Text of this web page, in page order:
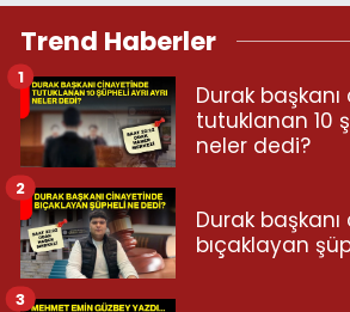
Trend Haberler
Durak
tutuklanan 10
neler dedi?
1
Durak
bıçaklayan
2
3